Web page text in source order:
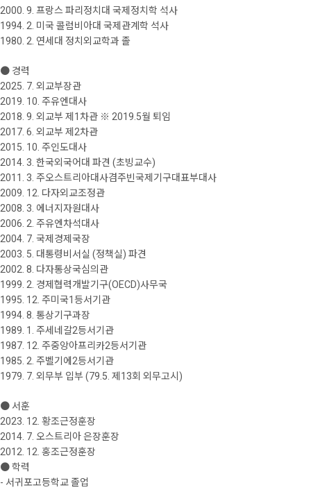
2000. 9. 프랑스 파리정치대 국제정치학 석사
1994. 2. 미국 콜럼비아대 국제관계학 석사
1980. 2. 연세대 정치외교학과 졸
● 경력
2025. 7. 외교부장관
2019. 10. 주유엔대사
2018. 9. 외교부 제1차관 ※ 2019.5월 퇴임
2017. 6. 외교부 제2차관
2015. 10. 주인도대사
2014. 3. 한국외국어대 파견 (초빙교수)
2011. 3. 주오스트리아대사겸주빈국제기구대표부대사
2009. 12. 다자외교조정관
2008. 3. 에너지자원대사
2006. 2. 주유엔차석대사
2004. 7. 국제경제국장
2003. 5. 대통령비서실 (정책실) 파견
2002. 8. 다자통상국심의관
1999. 2. 경제협력개발기구(OECD)사무국
1995. 12. 주미국1등서기관
1994. 8. 통상기구과장
1989. 1. 주세네갈2등서기관
1987. 12. 주중앙아프리카2등서기관
1985. 2. 주벨기에2등서기관
1979. 7. 외무부 입부 (79.5. 제13회 외무고시)
● 서훈
2023. 12. 황조근정훈장
2014. 7. 오스트리아 은장훈장
2012. 12. 홍조근정훈장
● 학력
- 서귀포고등학교 졸업